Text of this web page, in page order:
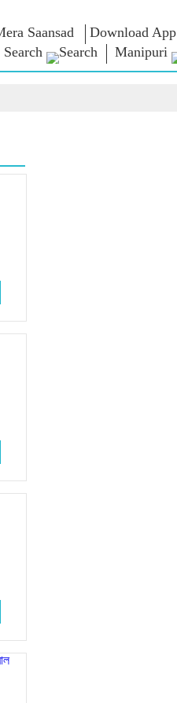
Saansad Download App
Search
Manipuri
Yatra